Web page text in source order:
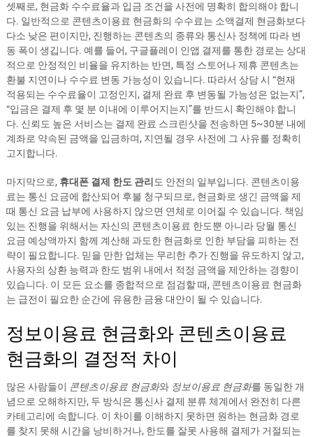
셋째로, 현금화 수수료율과 입금 조건을 사전에 명확히 합의해야 합니
다. 일반적으로 콘텐츠이용료 현금화의 수수료는 소액결제 현금화보다
다소 낮은 편이지만, 진행하는 콘텐츠의 종류와 통신사 정책에 따라 변
동 폭이 생깁니다. 예를 들어, 구글플레이 인앱 결제를 통한 경로는 상대
적으로 안정적인 비율을 유지하는 반면, 특정 스토어나 제휴 콘텐츠는
환불 지연이나 수수료 변동 가능성이 있습니다. 따라서 상담 시 “현재
적용되는 수수료율이 고정인지, 결제 완료 후 변동될 가능성은 없는지”,
“입금은 결제 후 몇 분 이내에 이루어지는지”를 반드시 확인해야 합니
다. 신뢰도 높은 서비스는 결제 완료 스크린샷을 전송하면 5~30분 내에
계좌로 약속된 금액을 입금하며, 지연될 경우 사전에 그 사유를 정확히
고지합니다.
마지막으로, 휴대폰 결제 한도 관리 도 안전의 일부입니다. 콘텐츠이용
료는 통신 요금에 합산되어 후불 청구되므로, 현금화로 생긴 금액을 제
때 통신 요금 납부에 사용하지 않으면 연체로 이어질 수 있습니다. 책임
있는 진행을 위해서는 자신의 콘텐츠이용료 한도뿐 아니라 당월 통신
요금 예상액까지 함께 계산해 과도한 현금화로 인한 부담을 피하는 전
략이 필요합니다. 믿을 만한 업체는 무리한 추가 진행을 유도하지 않고,
사용자의 상환 능력과 한도 범위 내에서 적정 금액을 제안하는 경향이
있습니다. 이 모든 요소를 종합적으로 점검할 때, 콘텐츠이용료 현금화
는 급전이 필요한 순간에 유용한 금융 대안이 될 수 있습니다.
정보이용료 현금화와 콘텐츠이용료
현금화의 결정적 차이
많은 사람들이 콘텐츠이용료 현금화와 정보이용료 현금화를 동일한 개
념으로 오해하지만, 두 방식은 통신사 결제 분류 체계에서 완전히 다른
카테고리에 속합니다. 이 차이를 이해하지 못하면 원하는 현금화 경로
를 찾지 못해 시간을 낭비하거나, 한도를 잘못 사용해 결제가 거절되는